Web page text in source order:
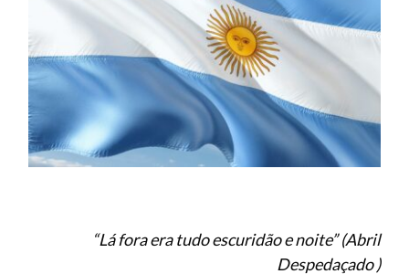
“Lá fora era tudo escuridão e noite” (Abril
Despedaçado )